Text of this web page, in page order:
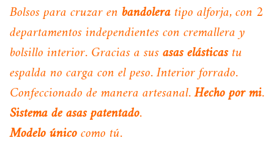
Bolsos para cruzar en bandoleratipo alforja, con 2
departamentos independientes con cremallera y
bolsillo interior. Gracias a susasas elásticastu
espalda no carga con el peso. Interior forrado.
Confeccionado de manera artesanal.Hecho por mi.
Sistema de asas patentado.
Modelo únicocomo tú.